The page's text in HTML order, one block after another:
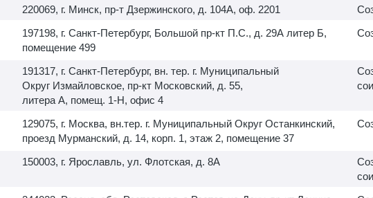
220069, г. Минск, пр-т Дзержинского, д. 104А, оф. 2201
197198, г. Санкт-Петербург, Большой пр-кт П.С., д. 29А литер Б,
помещение 499
191317, г. Санкт-Петербург, вн. тер. г. Муниципальный
Округ Измайловское, пр-кт Московский, д. 55,
литера А, помещ. 1-Н, офис 4
129075, г. Москва, вн.тер. г. Муниципальный Округ Останкинский,
проезд Мурманский, д. 14, корп. 1, этаж 2, помещение 37
150003, г. Ярославль, ул. Флотская, д. 8А